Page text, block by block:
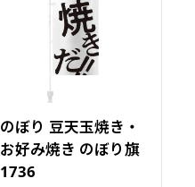
のぼり 豆天玉焼き・
お好み焼き のぼり旗
1736